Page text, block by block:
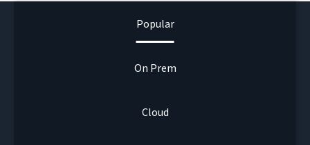
Popular
On Prem
Cloud